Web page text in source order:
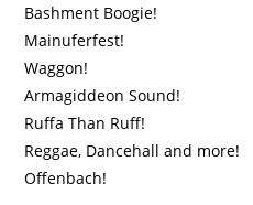
Bashment Boogie!
Mainuferfest!
Waggon!
Armagiddeon Sound!
Ruffa Than Ruff!
Reggae, Dancehall and more!
Offenbach!